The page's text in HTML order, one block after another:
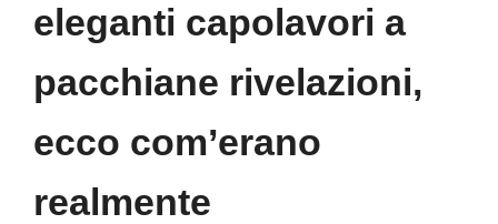
eleganti capolavori a
pacchiane rivelazioni,
ecco com’erano
realmente